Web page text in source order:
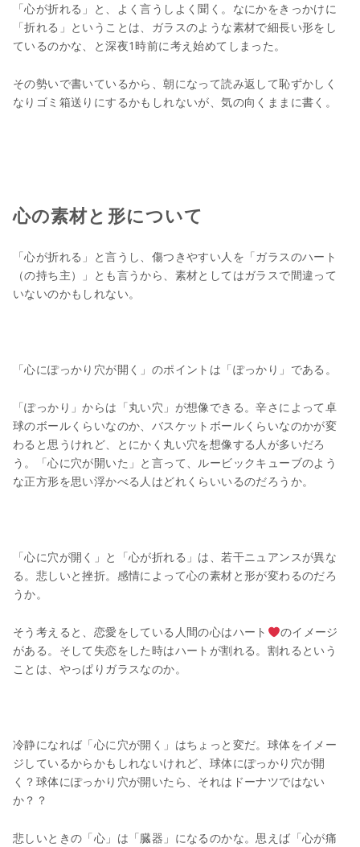
「心が折れる」と、よく言うしよく聞く。なにかをきっかけに
「折れる」ということは、ガラスのような素材で細長い形をし
ているのかな、と深夜1時前に考え始めてしまった。
その勢いで書いているから、朝になって読み返して恥ずかしく
なりゴミ箱送りにするかもしれないが、気の向くままに書く。
心の素材と形について
「心が折れる」と言うし、傷つきやすい人を「ガラスのハート
（の持ち主）」とも言うから、素材としてはガラスで間違って
いないのかもしれない。
「心にぽっかり穴が開く」のポイントは「ぽっかり」である。
「ぽっかり」からは「丸い穴」が想像できる。辛さによって卓
球のボールくらいなのか、バスケットボールくらいなのかが変
わると思うけれど、とにかく丸い穴を想像する人が多いだろ
う。「心に穴が開いた」と言って、ルービックキューブのよう
な正方形を思い浮かべる人はどれくらいいるのだろうか。
「心に穴が開く」と「心が折れる」は、若干ニュアンスが異な
る。悲しいと挫折。感情によって心の素材と形が変わるのだろ
うか。
そう考えると、恋愛をしている人間の心はハート
のイメージ
がある。そして失恋をした時はハートが割れる。割れるという
ことは、やっぱりガラスなのか。
冷静になれば「心に穴が開く」はちょっと変だ。球体をイメー
ジしているからかもしれないけれど、球体にぽっかり穴が開
く？球体にぽっかり穴が開いたら、それはドーナツではない
か？？
悲しいときの「心」は「臓器」になるのかな。思えば「心が痛